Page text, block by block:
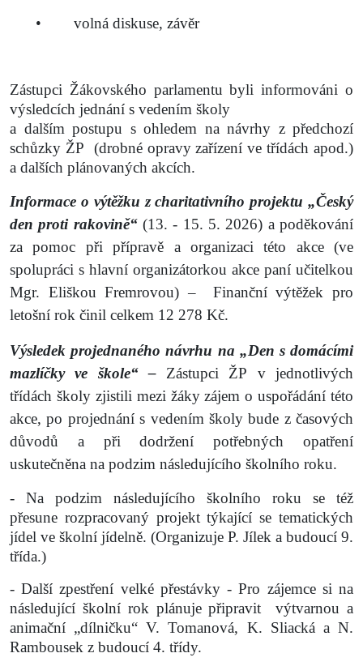
• volná diskuse, závěr
Zástupci Žákovského parlamentu byli informováni o
výsledcích jednání s vedením školy
a dalším postupu s ohledem na návrhy z předchozí
schůzky ŽP
(drobné opravy zařízení ve třídách apod.)
a dalších plánovaných akcích.
Informace o výtěžku z charitativního projektu „Český
den proti rakovině“ (13. - 15. 5. 2026) a poděkování
za pomoc při přípravě a organizaci této akce (ve
spolupráci s hlavní organizátorkou akce paní učitelkou
Mgr. Eliškou Fremrovou) –
Finanční výtěžek pro
letošní rok činil celkem 12 278 Kč.
Výsledek projednaného návrhu na „Den s domácími
mazlíčky ve škole“ – Zástupci ŽP v jednotlivých
třídách školy zjistili mezi žáky zájem o uspořádání této
akce, po projednání s vedením školy bude z časových
důvodů a při dodržení potřebných opatření
uskutečněna na podzim následujícího školního roku.
- Na podzim následujícího školního roku se též
přesune rozpracovaný projekt týkající se tematických
jídel ve školní jídelně. (Organizuje P. Jílek a budoucí 9.
třída.)
- Další zpestření velké přestávky - Pro zájemce si na
následující školní rok plánuje připravit
výtvarnou a
animační „dílničku“ V. Tomanová, K. Sliacká a N.
Rambousek z budoucí 4. třídy.